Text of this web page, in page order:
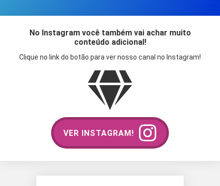
No Instagram você também vai achar muito
conteúdo adicional!
Clique no link do botão para ver nosso canal no Instagram!
VER INSTAGRAM!